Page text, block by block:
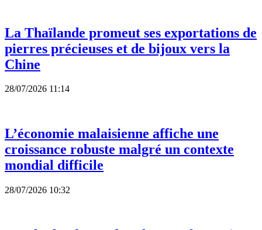
La Thaïlande promeut ses exportations de
pierres précieuses et de bijoux vers la
Chine
28/07/2026 11:14
L’économie malaisienne affiche une
croissance robuste malgré un contexte
mondial difficile
28/07/2026 10:32